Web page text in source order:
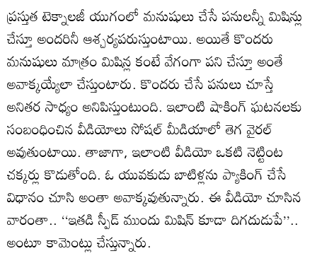
ప్రస్తుత టెక్నాలజీ యుగంలో మనుషులు చేసే పనులన్నీ మిషిన్లు
చేస్తూ అందరినీ ఆశ్చర్యపరుస్తుంటాయి. అయితే కొందరు
మనుషులు మాత్రం మిషిన్ల కంటే వేగంగా పని చేస్తూ అంతే
అవాక్కయ్యేలా చేస్తుంటారు. కొందరు చేసే పనులు చూస్తే
అనితర సాధ్యం అనిపిస్తుంటుంది. ఇలాంటి షాకింగ్ ఘటనలకు
సంబంధించిన వీడియోలు సోషల్ మీడియాలో తెగ వైరల్
అవుతుంటాయి. తాజాగా, ఇలాంటి వీడియో ఒకటి నెట్టింట
చక్కర్లు కొడుతోంది. ఓ యువకుడు బాటిళ్లను ప్యాకింగ్ చేసే
విధానం చూసి అంతా అవాక్కవుతున్నారు. ఈ వీడియో చూసిన
వారంతా.. ‘‘ఇతడి స్పీడ్ ముందు మిషిన్ కూడా దిగదుడుపే’’..
అంటూ కామెంట్లు చేస్తున్నారు.